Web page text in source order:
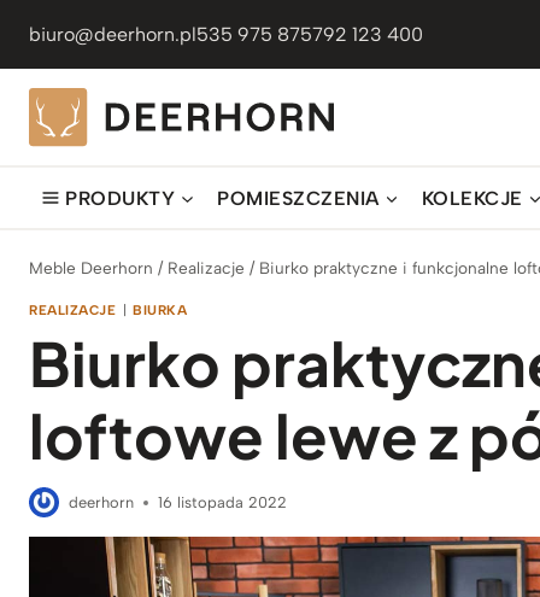
treści
biuro@deerhorn.pl535 975 875792 123 400
PRODUKTY POMIESZCZENIA KOLEKCJE
Meble Deerhorn / Realizacje / Biurko praktyczne i funkcjonalne
REALIZACJE | BIURKA
Biurko
loftowe lewe z
deerhorn 16 listopada 2022